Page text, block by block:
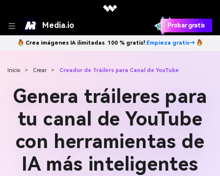
Media.io Probar gratis
Crea imágenes IA ilimitadas. 100 % gratis! Empieza gratis→
Inicio > Crear > Creador de Tráilers para Canal de YouTube
Genera tráileres para
tu canal de YouTube
con herramientas de
IA más inteligentes